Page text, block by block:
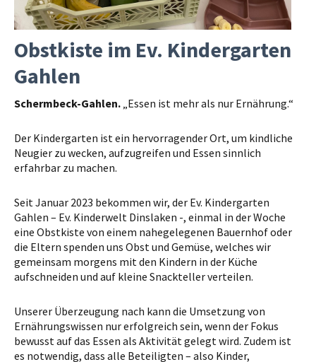
Obstkiste im Ev. Kindergarten
Gahlen
Schermbeck-Gahlen. „Essen ist mehr als nur Ernährung.“
Der Kindergarten ist ein hervorragender Ort, um kindliche
Neugier zu wecken, aufzugreifen und Essen sinnlich
erfahrbar zu machen.
Seit Januar 2023 bekommen wir, der Ev. Kindergarten
Gahlen – Ev. Kinderwelt Dinslaken -, einmal in der Woche
eine Obstkiste von einem nahegelegenen Bauernhof oder
die Eltern spenden uns Obst und Gemüse, welches wir
gemeinsam morgens mit den Kindern in der Küche
aufschneiden und auf kleine Snackteller verteilen.
Unserer Überzeugung nach kann die Umsetzung von
Ernährungswissen nur erfolgreich sein, wenn der Fokus
bewusst auf das Essen als Aktivität gelegt wird. Zudem ist
es notwendig, dass alle Beteiligten – also Kinder,